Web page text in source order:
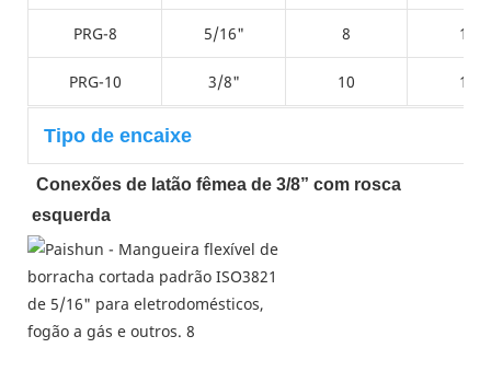
PRG-8 5/16" 8 15
PRG-10 3/8" 10 17
Tipo de encaixe
Conexões de latão fêmea de 3/8” com rosca
esquerda